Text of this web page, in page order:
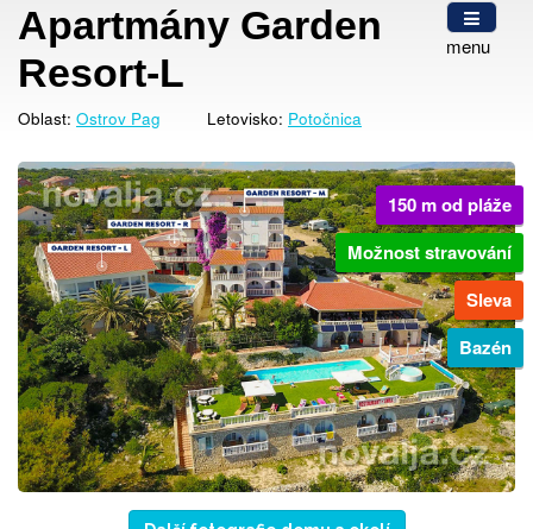
menu
Apartmány Garden
Resort-L
Oblast: Ostrov Pag Letovisko: Potočnica
150 m od pláže
Možnost stravování
Sleva
Bazén